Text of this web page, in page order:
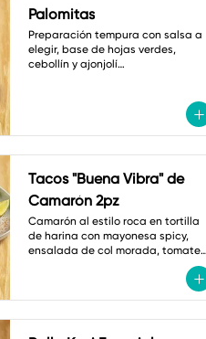
Palomitas
Preparación tempura con salsa a
elegir, base de hojas verdes,
cebollín y ajonjolí
Tacos "Buena Vibra" de
Camarón 2pz
Camarón al estilo roca en tortilla
de harina con mayonesa spicy,
ensalada de col morada, tomate
cherry, jalapeño tempura, cebollín